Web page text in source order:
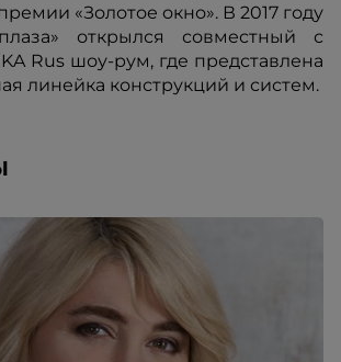
«Золотое окно». В 2017 году
открылся совместный с
Rus шоу-рум, где представлена
линейка конструкций и систем.